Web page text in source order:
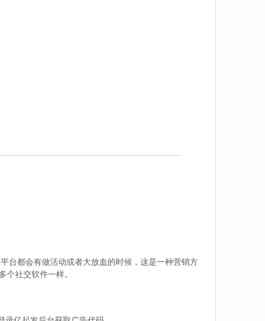
台都会有做活动或者大放血的时候，这是一种营销方
社交软件一样。